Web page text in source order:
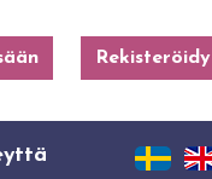
Rekisteröidy